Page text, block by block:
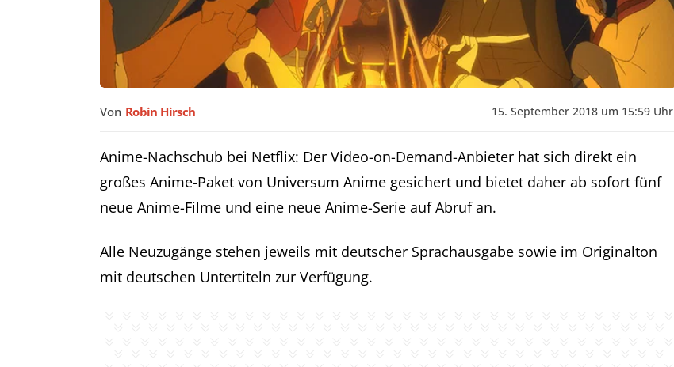
15. September 2018 um 15:59 Uhr
Von Robin Hirsch
Anime-Nachschub bei Netflix: Der Video-on-Demand-Anbieter hat sich direkt ein
großes Anime-Paket von Universum Anime gesichert und bietet daher ab sofort fünf
neue Anime-Filme und eine neue Anime-Serie auf Abruf an.
Alle Neuzugänge stehen jeweils mit deutscher Sprachausgabe sowie im Originalton
mit deutschen Untertiteln zur Verfügung.